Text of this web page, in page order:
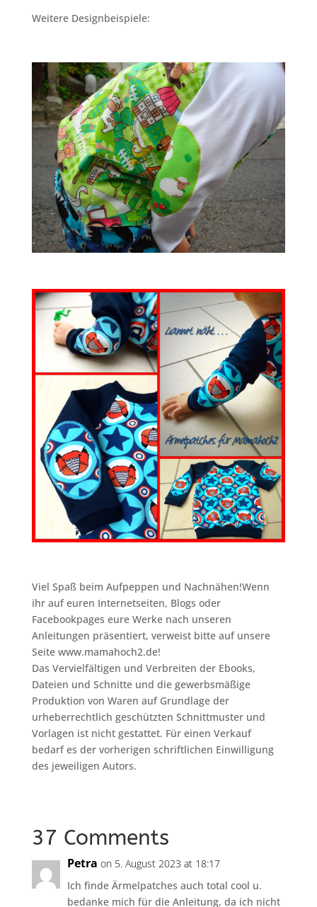
Weitere Designbeispiele:
Viel Spaß beim Aufpeppen und Nachnähen!Wenn
ihr auf euren Internetseiten, Blogs oder
Facebookpages eure Werke nach unseren
Anleitungen präsentiert, verweist bitte auf unsere
Seite www.mamahoch2.de!
Das Vervielfältigen und Verbreiten der Ebooks,
Dateien und Schnitte und die gewerbsmäßige
Produktion von Waren auf Grundlage der
urheberrechtlich geschützten Schnittmuster und
Vorlagen ist nicht gestattet. Für einen Verkauf
bedarf es der vorherigen schriftlichen Einwilligung
des jeweiligen Autors.
37 Comments
Petra on 5. August 2023 at 18:17
Ich finde Ärmelpatches auch total cool u.
bedanke mich für die Anleitung, da ich nicht